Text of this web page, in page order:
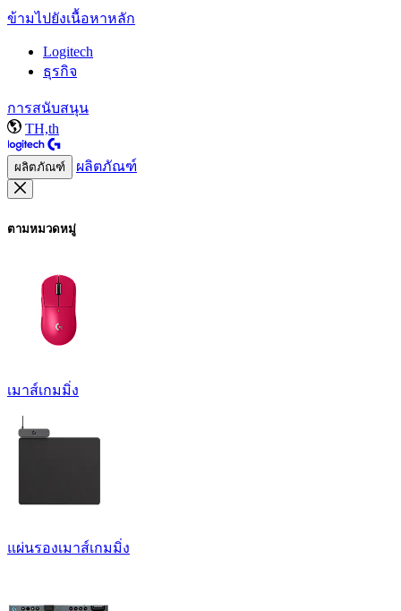
ข้ามไปยังเนื้อหาหลัก
Logitech
ธุรกิจ
การสนับสนุน
TH,th
ผลิตภัณฑ์ ผลิตภัณฑ์
ตามหมวดหมู่
เมาส์เกมมิ่ง
แผ่นรองเมาส์เกมมิ่ง